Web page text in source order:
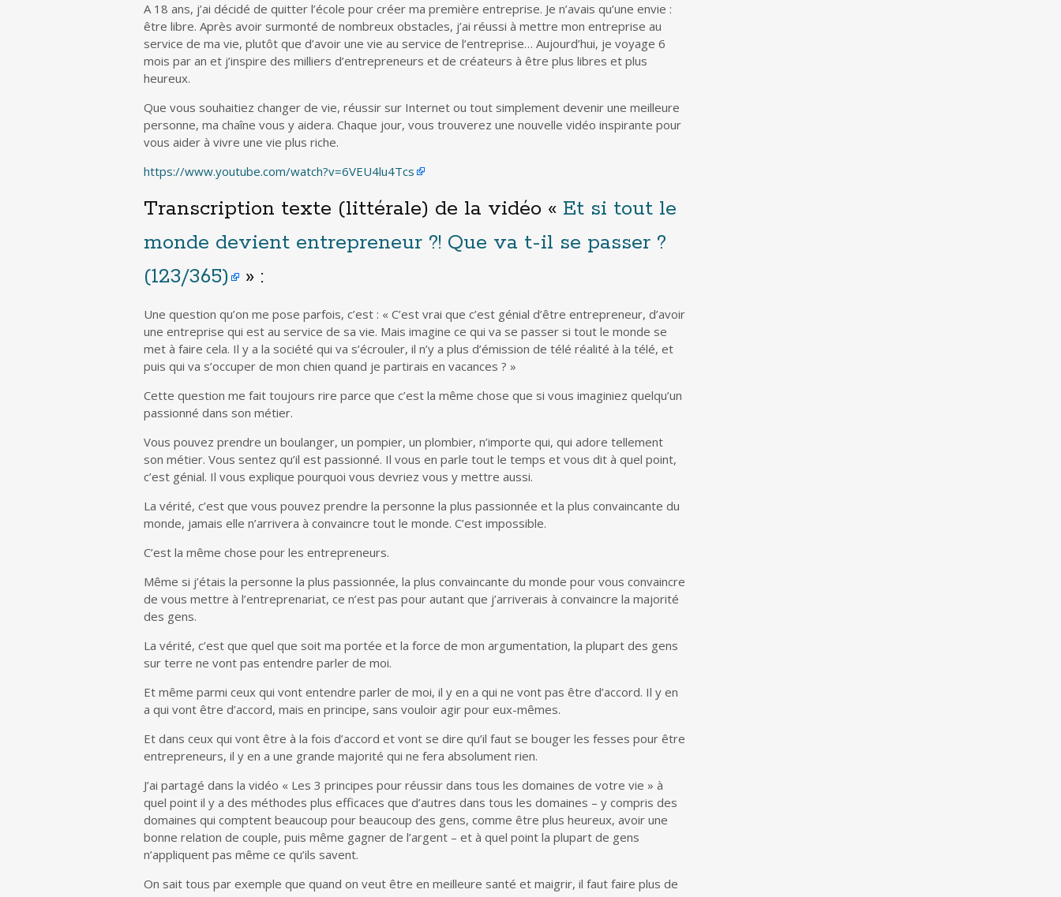
A 18 ans, j’ai décidé de quitter l’école pour créer ma première entreprise. Je n’avais qu’une envie :
être libre. Après avoir surmonté de nombreux obstacles, j’ai réussi à mettre mon entreprise au
service de ma vie, plutôt que d’avoir une vie au service de l’entreprise… Aujourd’hui, je voyage 6
mois par an et j’inspire des milliers d’entrepreneurs et de créateurs à être plus libres et plus
heureux.
Que vous souhaitiez changer de vie, réussir sur Internet ou tout simplement devenir une meilleure
personne, ma chaîne vous y aidera. Chaque jour, vous trouverez une nouvelle vidéo inspirante pour
vous aider à vivre une vie plus riche.
https://www.youtube.com/watch?v=6VEU4lu4Tcs
Transcription texte (littérale) de la vidéo « Et si tout le
monde devient entrepreneur ?! Que va t-il se passer ?
(123/365)
» :
Une question qu’on me pose parfois, c’est : « C’est vrai que c’est génial d’être entrepreneur, d’avoir
une entreprise qui est au service de sa vie. Mais imagine ce qui va se passer si tout le monde se
met à faire cela. Il y a la société qui va s’écrouler, il n’y a plus d’émission de télé réalité à la télé, et
puis qui va s’occuper de mon chien quand je partirais en vacances ? »
Cette question me fait toujours rire parce que c’est la même chose que si vous imaginiez quelqu’un
passionné dans son métier.
Vous pouvez prendre un boulanger, un pompier, un plombier, n’importe qui, qui adore tellement
son métier. Vous sentez qu’il est passionné. Il vous en parle tout le temps et vous dit à quel point,
c’est génial. Il vous explique pourquoi vous devriez vous y mettre aussi.
La vérité, c’est que vous pouvez prendre la personne la plus passionnée et la plus convaincante du
monde, jamais elle n’arrivera à convaincre tout le monde. C’est impossible.
C’est la même chose pour les entrepreneurs.
Même si j’étais la personne la plus passionnée, la plus convaincante du monde pour vous convaincre
de vous mettre à l’entreprenariat, ce n’est pas pour autant que j’arriverais à convaincre la majorité
des gens.
La vérité, c’est que quel que soit ma portée et la force de mon argumentation, la plupart des gens
sur terre ne vont pas entendre parler de moi.
Et même parmi ceux qui vont entendre parler de moi, il y en a qui ne vont pas être d’accord. Il y en
a qui vont être d’accord, mais en principe, sans vouloir agir pour eux-mêmes.
Et dans ceux qui vont être à la fois d’accord et vont se dire qu’il faut se bouger les fesses pour être
entrepreneurs, il y en a une grande majorité qui ne fera absolument rien.
J’ai partagé dans la vidéo « Les 3 principes pour réussir dans tous les domaines de votre vie » à
quel point il y a des méthodes plus efficaces que d’autres dans tous les domaines – y compris des
domaines qui comptent beaucoup pour beaucoup des gens, comme être plus heureux, avoir une
bonne relation de couple, puis même gagner de l’argent – et à quel point la plupart de gens
n’appliquent pas même ce qu’ils savent.
On sait tous par exemple que quand on veut être en meilleure santé et maigrir, il faut faire plus de